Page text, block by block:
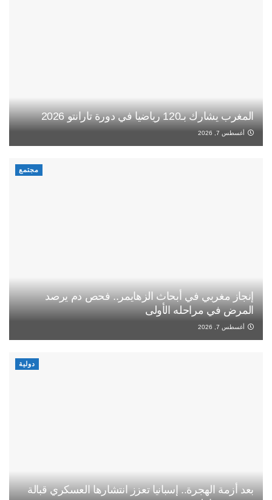
المغرب يشارك بـ120 رياضيا في دورة تارانتو 2026
أغسطس 7, 2026
مجتمع
إنجاز مغربي في أبحاث الزهايمر.. فحص دم يرصد
المرض في مراحله الأولى
أغسطس 7, 2026
دولية
بعد أزمة الهجرة.. إسبانيا تعزز انتشارها العسكري قبالة